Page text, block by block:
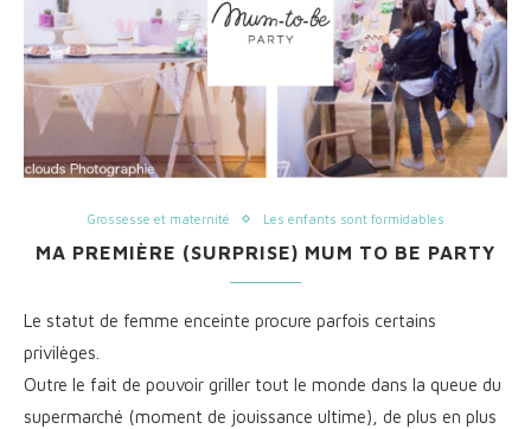
Grossesse et maternité Les enfants sont formidables
MA PREMIÈRE (SURPRISE) MUM TO BE PARTY
Le statut de femme enceinte procure parfois certains
privilèges.
Outre le fait de pouvoir griller tout le monde dans la queue du
supermarché (moment de jouissance ultime), de plus en plus